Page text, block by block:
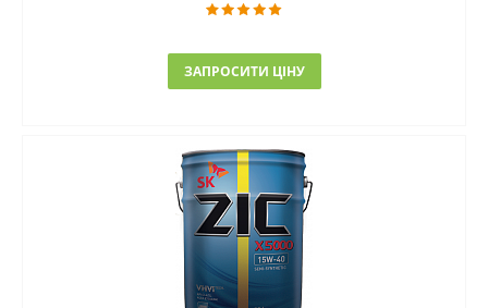
ЗАПРОСИТИ ЦІНУ